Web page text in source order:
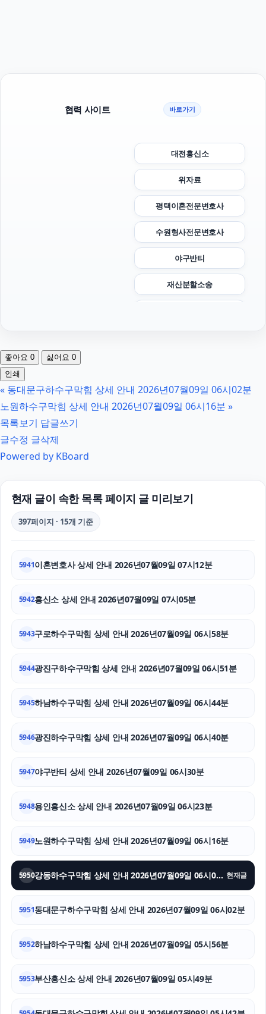
협력 사이트 바로가기
대전흥신소
위자료
평택이혼전문변호사
수원형사전문변호사
야구반티
재산분할소송
강남음주운전변호사
소액결제상품권
서울마약변호사
부산휴대폰성지
유방암요양병원
도봉구하수구막힘
의정부법률사무소
인천탐정사무소
좋아요 0 싫어요 0
인쇄
« 동대문구하수구막힘 상세 안내 2026년07월09일 06시02분
노원하수구막힘 상세 안내 2026년07월09일 06시16분 »
목록보기 답글쓰기
글수정 글삭제
Powered by KBoard
현재 글이 속한 목록 페이지 글 미리보기
397페이지 · 15개 기준
5941이혼변호사 상세 안내 2026년07월09일 07시12분
5942흥신소 상세 안내 2026년07월09일 07시05분
5943구로하수구막힘 상세 안내 2026년07월09일 06시58분
5944광진구하수구막힘 상세 안내 2026년07월09일 06시51분
5945하남하수구막힘 상세 안내 2026년07월09일 06시44분
5946광진하수구막힘 상세 안내 2026년07월09일 06시40분
5947야구반티 상세 안내 2026년07월09일 06시30분
5948용인흥신소 상세 안내 2026년07월09일 06시23분
5949노원하수구막힘 상세 안내 2026년07월09일 06시16분
5950 강동하수구막힘 상세 안내 2026년07월09일 06시09분 현재글
5951동대문구하수구막힘 상세 안내 2026년07월09일 06시02분
5952하남하수구막힘 상세 안내 2026년07월09일 05시56분
5953부산흥신소 상세 안내 2026년07월09일 05시49분